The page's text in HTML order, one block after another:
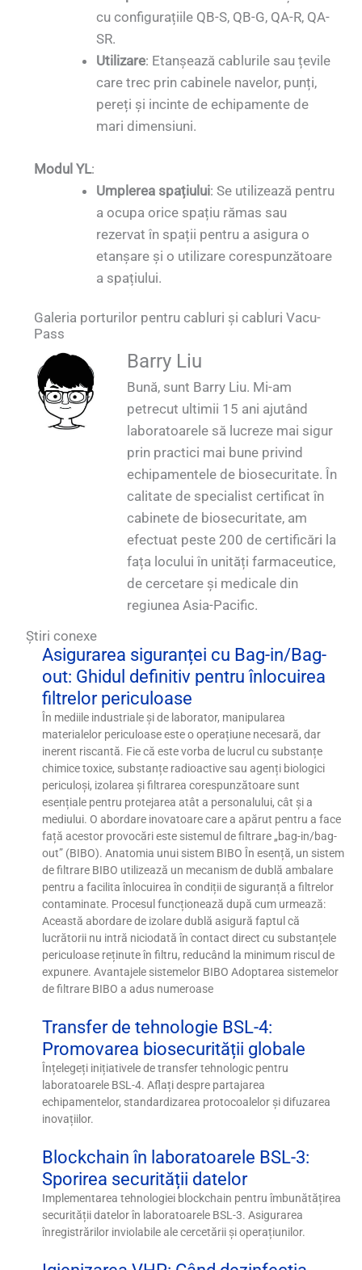
cu configurațiile QB-S, QB-G, QA-R, QA-
SR.
Utilizare: Etanșează cablurile sau țevile
care trec prin cabinele navelor, punți,
pereți și incinte de echipamente de
mari dimensiuni.
Modul YL:
Umplerea spațiului: Se utilizează pentru
a ocupa orice spațiu rămas sau
rezervat în spații pentru a asigura o
etanșare și o utilizare corespunzătoare
a spațiului.
Galeria porturilor pentru cabluri și cabluri Vacu-
Pass
QUALIA Vacu-Pass Cablu și port cablu
QUALIA Vacu-Pass Cablul și portul pentru
cabluri de la QUALIA Vacu-Pass Vedere de
sus_1
cabluri și cabluri cu un singur orificiu_1
cabluri QUALIA Vacu-Pass Vacu-Pass_1
Barry Liu
Bună, sunt Barry Liu. Mi-am
petrecut ultimii 15 ani ajutând
laboratoarele să lucreze mai sigur
prin practici mai bune privind
echipamentele de biosecuritate. În
calitate de specialist certificat în
cabinete de biosecuritate, am
efectuat peste 200 de certificări la
fața locului în unități farmaceutice,
de cercetare și medicale din
regiunea Asia-Pacific.
Știri conexe
Asigurarea siguranței cu Bag-in/Bag-
out: Ghidul definitiv pentru înlocuirea
filtrelor periculoase
În mediile industriale și de laborator, manipularea
materialelor periculoase este o operațiune necesară, dar
inerent riscantă. Fie că este vorba de lucrul cu substanțe
chimice toxice, substanțe radioactive sau agenți biologici
periculoși, izolarea și filtrarea corespunzătoare sunt
esențiale pentru protejarea atât a personalului, cât și a
mediului. O abordare inovatoare care a apărut pentru a face
față acestor provocări este sistemul de filtrare „bag-in/bag-
out” (BIBO). Anatomia unui sistem BIBO În esență, un sistem
de filtrare BIBO utilizează un mecanism de dublă ambalare
pentru a facilita înlocuirea în condiții de siguranță a filtrelor
contaminate. Procesul funcționează după cum urmează:
Această abordare de izolare dublă asigură faptul că
lucrătorii nu intră niciodată în contact direct cu substanțele
periculoase reținute în filtru, reducând la minimum riscul de
expunere. Avantajele sistemelor BIBO Adoptarea sistemelor
de filtrare BIBO a adus numeroase
Transfer de tehnologie BSL-4:
Promovarea biosecurității globale
Înțelegeți inițiativele de transfer tehnologic pentru
laboratoarele BSL-4. Aflați despre partajarea
echipamentelor, standardizarea protocoalelor și difuzarea
inovațiilor.
Blockchain în laboratoarele BSL-3:
Sporirea securității datelor
Implementarea tehnologiei blockchain pentru îmbunătățirea
securității datelor în laboratoarele BSL-3. Asigurarea
înregistrărilor inviolabile ale cercetării și operațiunilor.